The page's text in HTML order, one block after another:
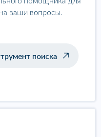
ваши вопросы.
поиска